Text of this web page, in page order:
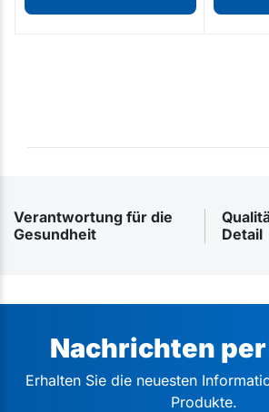
Verantwortung für die
Gesundheit
Detail
Nachrichten
Erhalten Sie die neuesten
Produkte.